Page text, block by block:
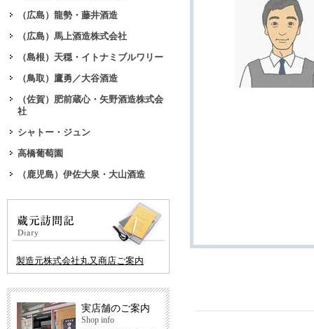
（広島）龍勢・藤井酒造
（広島）馬上酒造株式会社
（島根）天穏・イトナミブルワリー
（鳥取）鷹勇／大谷酒造
（佐賀）肥前蔵心・矢野酒造株式会
社
シャトー・ジュン
高橋葡萄園
（鹿児島）伊佐大泉・大山酒造
製造元株式会社丸又商店ご案内
実店舗のご案内
Shop info